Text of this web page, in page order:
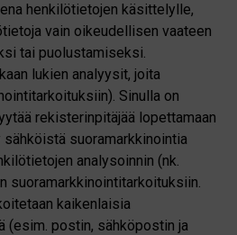
henkilötietojen käsittelylle,
vain oikeudellisen vaateen
tai puolustamiseksi.
lukien analyysit, joita
Sinulla on
rekisterinpitäjää lopettamaan
suoramarkkinointia
analysoinnin (nk.
suoramarkkinointitarkoituksiin.
kaikenlaisia
(esim. postin, sähköpostin ja